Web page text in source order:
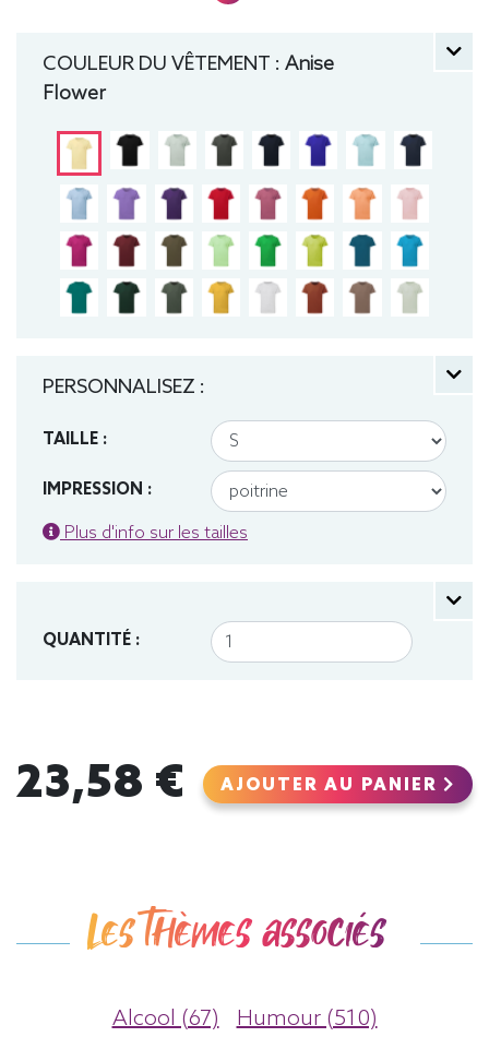
COULEUR DU VÊTEMENT : Anise
Flower
PERSONNALISEZ :
TAILLE :
IMPRESSION :
Plus d'info sur les tailles
QUANTITÉ :
23,58 € AJOUTER AU PANIER
Les thèmes associés
Alcool (67) Humour (510)